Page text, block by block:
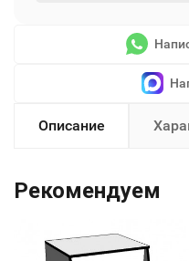
Описание
Рекомендуем